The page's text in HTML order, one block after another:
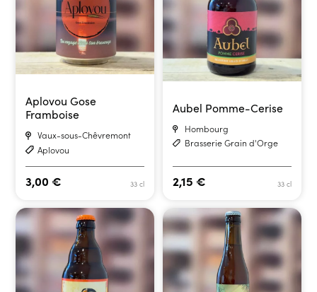
Aplovou Gose
Framboise
Vaux-sous-Chêvremont
Aplovou
33 cl
3,00€
Aubel Pomme-Cerise
Hombourg
Brasserie Grain d'Orge
33 cl
2,15 €